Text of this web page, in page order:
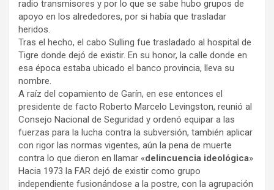
radio transmisores y por lo que se sabe hubo grupos de
apoyo en los alrededores, por si había que trasladar
heridos.
Tras el hecho, el cabo Sulling fue trasladado al hospital de
Tigre donde dejó de existir. En su honor, la calle donde en
esa época estaba ubicado el banco provincia, lleva su
nombre.
A raíz del copamiento de Garín, en ese entonces el
presidente de facto Roberto Marcelo Levingston, reunió al
Consejo Nacional de Seguridad y ordenó equipar a las
fuerzas para la lucha contra la subversión, también aplicar
con rigor las normas vigentes, aún la pena de muerte
contra lo que dieron en llamar «delincuencia ideológica»
Hacia 1973 la FAR dejó de existir como grupo
independiente fusionándose a la postre, con la agrupación